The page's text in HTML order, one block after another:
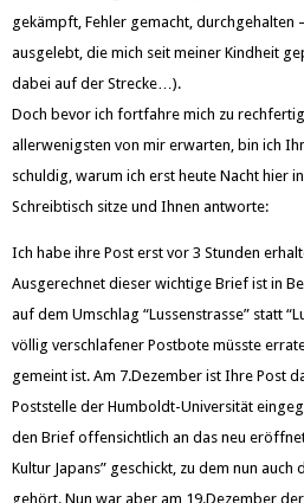
gekämpft, Fehler gemacht, durchgehalten
ausgelebt, die mich seit meiner Kindheit
dabei auf der Strecke…).
Doch bevor ich fortfahre mich zu
allerwenigsten von mir erwarten, bin ich
schuldig, warum ich erst heute Nacht hier
Schreibtisch sitze und Ihnen antworte:
Ich habe ihre Post erst vor 3 Stunden
Ausgerechnet dieser wichtige Brief ist in
auf dem Umschlag “Lussenstrasse” statt
völlig verschlafener Postbote müsste
gemeint ist. Am 7.Dezember ist Ihre Post
Poststelle der Humboldt-Universität
den Brief offensichtlich an das neu
Kultur Japans” geschickt, zu dem nun
gehört. Nun war aber am 19.Dezember